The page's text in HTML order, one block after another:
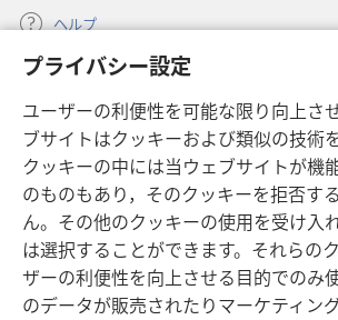
プライバシー設定
ユーザーの利便性を可能な限り向上さ
ブサイトはクッキーおよび類似の技術
クッキーの中には当ウェブサイトが機
のものもあり，そのクッキーを拒否す
ん。その他のクッキーの使用を受け入
は選択することができます。それらの
ザーの利便性を向上させる目的でのみ
のデータが販売されたりマーケティン
ヘルプ
寄付
し
い
タ
ブ
で
開
く）
ものみの塔 オンライン・ライブラリー
（新
し
い
タ
ブ
で
開
JW Hub ®
（新
し
い
タ
ブ
JW Library ®
Watchtower Library®